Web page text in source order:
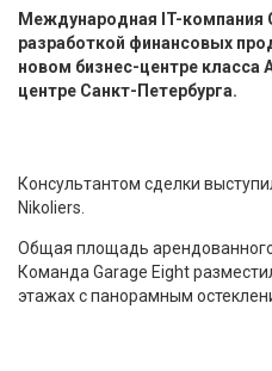
Международная IT-компания
разработкой финансовых
новом бизнес-центре класса
центре Санкт-Петербурга.
Консультантом сделки
Nikoliers.
Общая площадь арендованного
Команда Garage Eight
этажах с панорамным